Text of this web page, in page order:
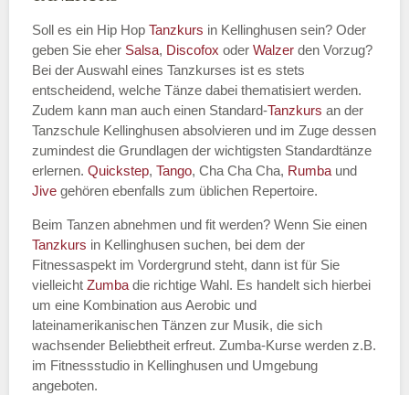
Soll es ein Hip Hop Tanzkurs in Kellinghusen sein? Oder
geben Sie eher Salsa, Discofox oder Walzer den Vorzug?
Bei der Auswahl eines Tanzkurses ist es stets
entscheidend, welche Tänze dabei thematisiert werden.
Zudem kann man auch einen Standard-Tanzkurs an der
Tanzschule Kellinghusen absolvieren und im Zuge dessen
zumindest die Grundlagen der wichtigsten Standardtänze
erlernen. Quickstep, Tango, Cha Cha Cha, Rumba und
Jive gehören ebenfalls zum üblichen Repertoire.
Beim Tanzen abnehmen und fit werden? Wenn Sie einen
Tanzkurs in Kellinghusen suchen, bei dem der
Fitnessaspekt im Vordergrund steht, dann ist für Sie
vielleicht Zumba die richtige Wahl. Es handelt sich hierbei
um eine Kombination aus Aerobic und
lateinamerikanischen Tänzen zur Musik, die sich
wachsender Beliebtheit erfreut. Zumba-Kurse werden z.B.
im Fitnessstudio in Kellinghusen und Umgebung
angeboten.